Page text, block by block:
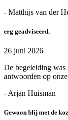
- Matthijs van der
erg geadviseerd.
26 juni 2026
De begeleiding
antwoorden op
- Arjan Huisman
Gewoon blij met de